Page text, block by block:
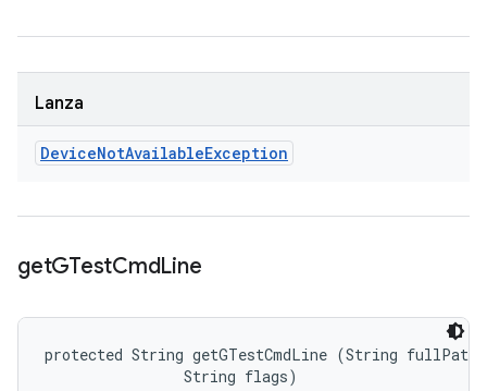
Lanza
DeviceNotAvailableException
getGTestCmdLine
protected String getGTestCmdLine (String
                String flags)